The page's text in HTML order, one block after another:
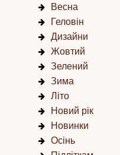
Весна
Геловін
Дизайни
Жовтий
Зелений
Зима
Літо
Новий рік
Новинки
Осінь